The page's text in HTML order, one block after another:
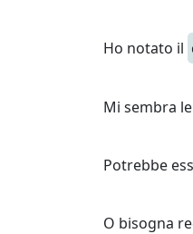
Ho notato il
Mi sembra
Potrebbe
O bisogna